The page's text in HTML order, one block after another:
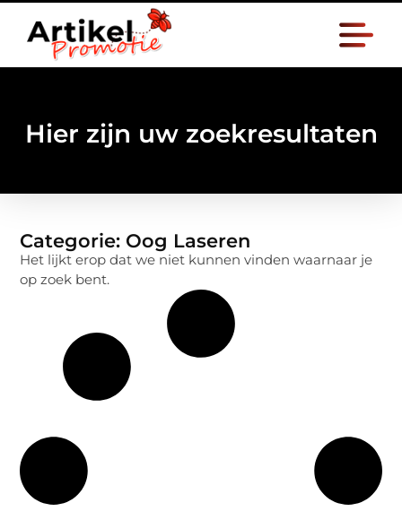
Hier zijn uw zoekresultaten
Categorie: Oog Laseren
Het lijkt erop dat we niet kunnen vinden waarnaar je
op zoek bent.